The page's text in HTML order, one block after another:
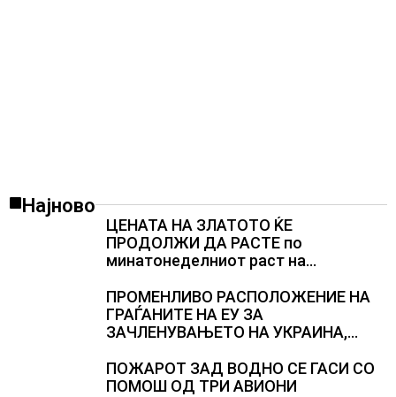
Најново
ЦЕНАТА НА ЗЛАТОТО ЌЕ
ПРОДОЛЖИ ДА РАСТЕ по
минатонеделниот раст на
ПРОМЕНЛИВО РАСПОЛОЖЕНИЕ НА
ГРАЃАНИТЕ НА ЕУ ЗА
ЗАЧЛЕНУВАЊЕТО НА УКРАИНА,
Полска, Франција и Германија
ПОЖАРОТ ЗАД ВОДНО СЕ ГАСИ СО
ПОМОШ ОД ТРИ АВИОНИ